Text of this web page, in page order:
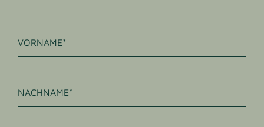
VORNAME
NACHNAME